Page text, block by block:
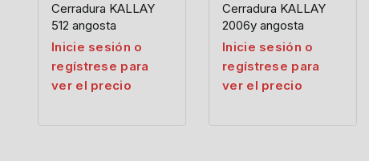
Cerradura KALLAY
512 angosta
Inicie sesión o
regístrese para
ver el precio
Cerradura KALLAY
2006y angosta
Inicie sesión o
regístrese para
ver el precio